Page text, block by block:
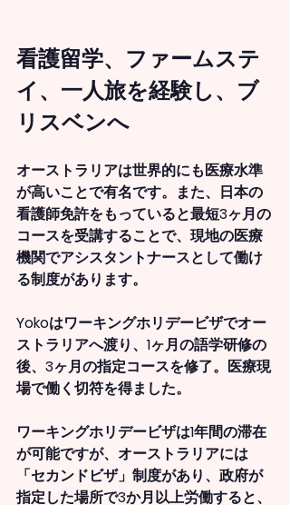
看護留学、ファームステ
イ、一人旅を経験し、ブ
リスベンへ
オーストラリアは世界的にも医療水準
が高いことで有名です。また、日本の
看護師免許をもっていると最短3ヶ月の
コースを受講することで、現地の医療
機関でアシスタントナースとして働け
る制度があります。
Yokoはワーキングホリデービザでオー
ストラリアへ渡り、1ヶ月の語学研修の
後、3ヶ月の指定コースを修了。医療現
場で働く切符を得ました。
ワーキングホリデービザは1年間の滞在
が可能ですが、オーストラリアには
「セカンドビザ」制度があり、政府が
指定した場所で3か月以上労働すると、